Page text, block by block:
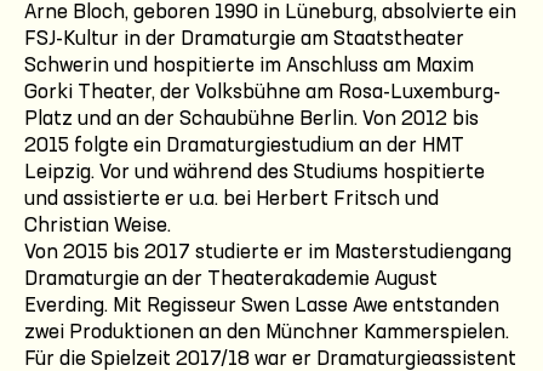
Arne Bloch, geboren 1990 in Lüneburg, absolvierte ein
FSJ-Kultur in der Dramaturgie am Staatstheater
Schwerin und hospitierte im Anschluss am Maxim
Gorki Theater, der Volksbühne am Rosa-Luxemburg-
Platz und an der Schaubühne Berlin. Von 2012 bis
2015 folgte ein Dramaturgiestudium an der HMT
Leipzig. Vor und während des Studiums hospitierte
und assistierte er u.a. bei Herbert Fritsch und
Christian Weise.
Von 2015 bis 2017 studierte er im Masterstudiengang
Dramaturgie an der Theaterakademie August
Everding. Mit Regisseur Swen Lasse Awe entstanden
zwei Produktionen an den Münchner Kammerspielen.
Für die Spielzeit 2017/18 war er Dramaturgieassistent